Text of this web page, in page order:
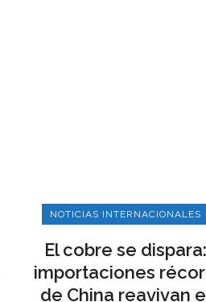
NOTICIAS INTERNACIONALES
El cobre se dispara:
importaciones
de China reavivan